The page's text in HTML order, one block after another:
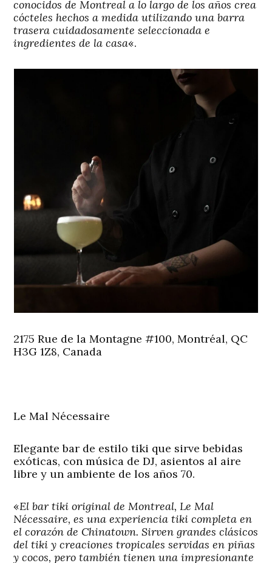
conocidos de Montreal a lo largo de los años crea
cócteles hechos a medida utilizando una barra
trasera cuidadosamente seleccionada e
ingredientes de la casa«.
2175 Rue de la Montagne #100, Montréal, QC
H3G 1Z8, Canada
Le Mal Nécessaire
Elegante bar de estilo tiki que sirve bebidas
exóticas, con música de DJ, asientos al aire
libre y un ambiente de los años 70.
«El bar tiki original de Montreal, Le Mal
Nécessaire, es una experiencia tiki completa en
el corazón de Chinatown. Sirven grandes clásicos
del tiki y creaciones tropicales servidas en piñas
y cocos, pero también tienen una impresionante